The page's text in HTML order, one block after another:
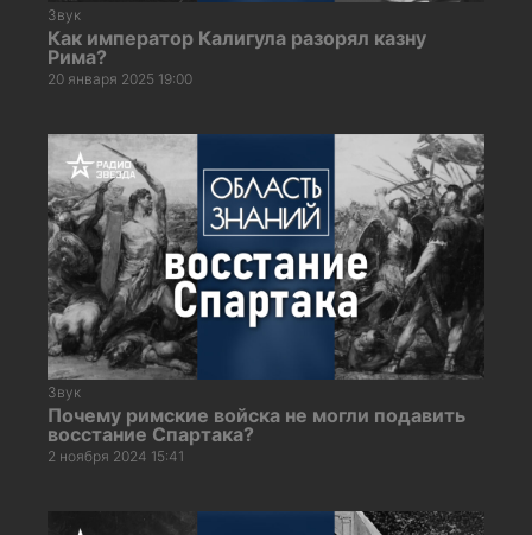
Звук
Как император Калигула разорял казну
Рима?
20 января 2025 19:00
Звук
Почему римские войска не могли подавить
восстание Спартака?
2 ноября 2024 15:41